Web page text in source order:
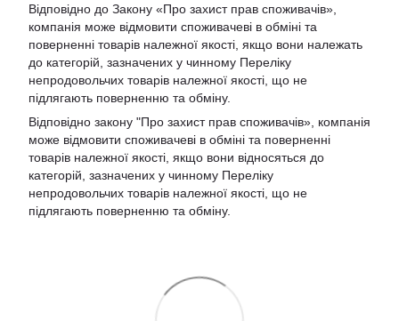
Відповідно до Закону «Про захист прав споживачів»,
компанія може відмовити споживачеві в обміні та
поверненні товарів належної якості, якщо вони належать
до категорій, зазначених у чинному Переліку
непродовольчих товарів належної якості, що не
підлягають поверненню та обміну.
Відповідно закону "Про захист прав споживачів» , компанія
може відмовити споживачеві в обміні та поверненні
товарів належної якості, якщо вони відносяться до
категорій, зазначених у чинному Переліку
непродовольчих товарів належної якості, що не
підлягають поверненню та обміну.